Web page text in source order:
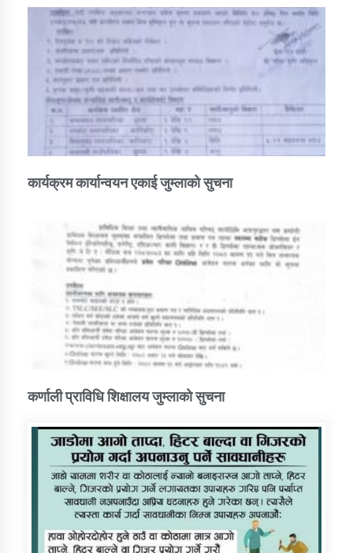
कार्यक्रम कार्यान्वयन एकाई जुम्लाको सुचना
कर्णाली प्राविधि शिक्षालय जुम्लाको सुचना